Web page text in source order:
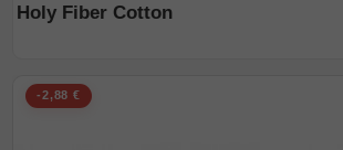
Holy Fiber Cotton
-2,88 €